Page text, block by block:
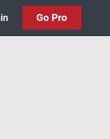
Go Pro